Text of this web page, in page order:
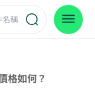
格如何？